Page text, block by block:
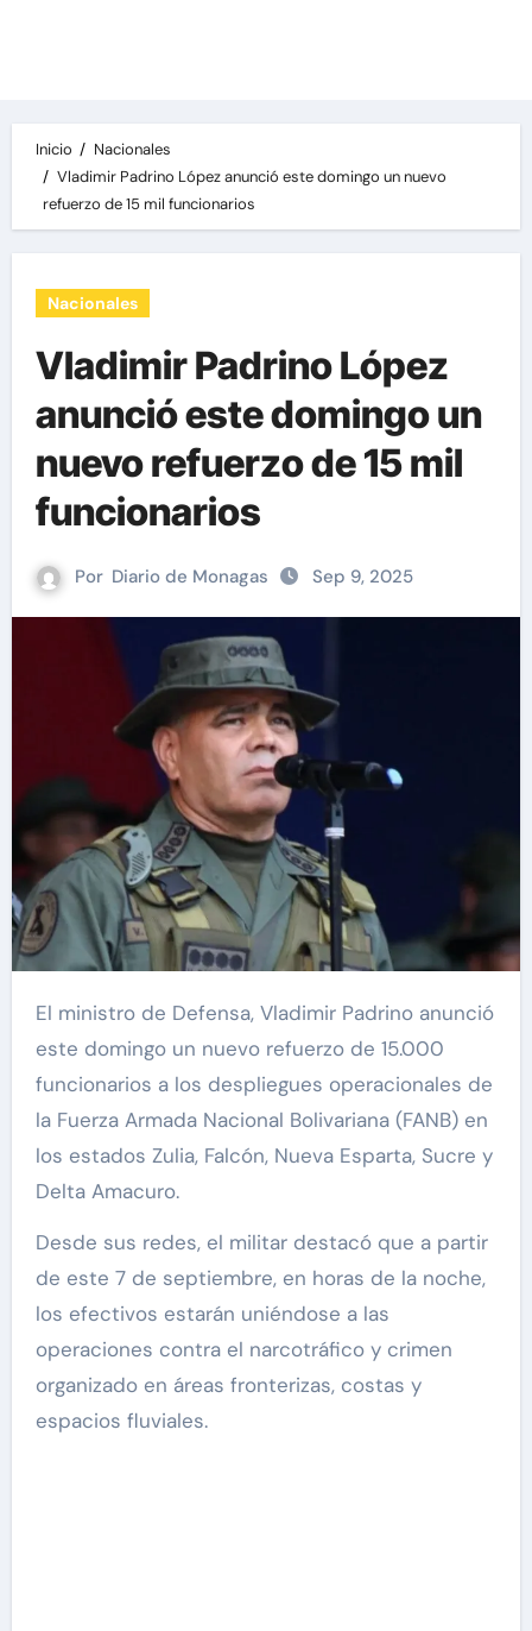
Inicio
Nacionales
Vladimir Padrino López anunció este domingo un nuevo
refuerzo de 15 mil funcionarios
Nacionales
Vladimir Padrino López
anunció este domingo un
nuevo refuerzo de 15 mil
funcionarios
Por Diario de Monagas Sep 9, 2025
El ministro de Defensa, Vladimir Padrino anunció
este domingo un nuevo refuerzo de 15.000
funcionarios a los despliegues operacionales de
la Fuerza Armada Nacional Bolivariana (FANB) en
los estados Zulia, Falcón, Nueva Esparta, Sucre y
Delta Amacuro.
Desde sus redes, el militar destacó que a partir
de este 7 de septiembre, en horas de la noche,
los efectivos estarán uniéndose a las
operaciones contra el narcotráfico y crimen
organizado en áreas fronterizas, costas y
espacios fluviales.